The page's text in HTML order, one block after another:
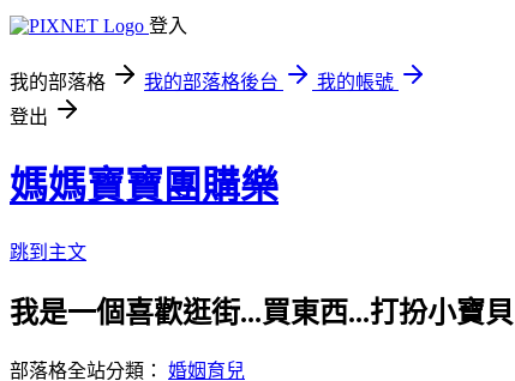
登入
我的部落格 我的部落格後台
我的帳號
登出
媽媽寶寶團購樂
跳到主文
我是一個喜歡逛街...買東西...打扮小寶
部落格全站分類： 婚姻育兒